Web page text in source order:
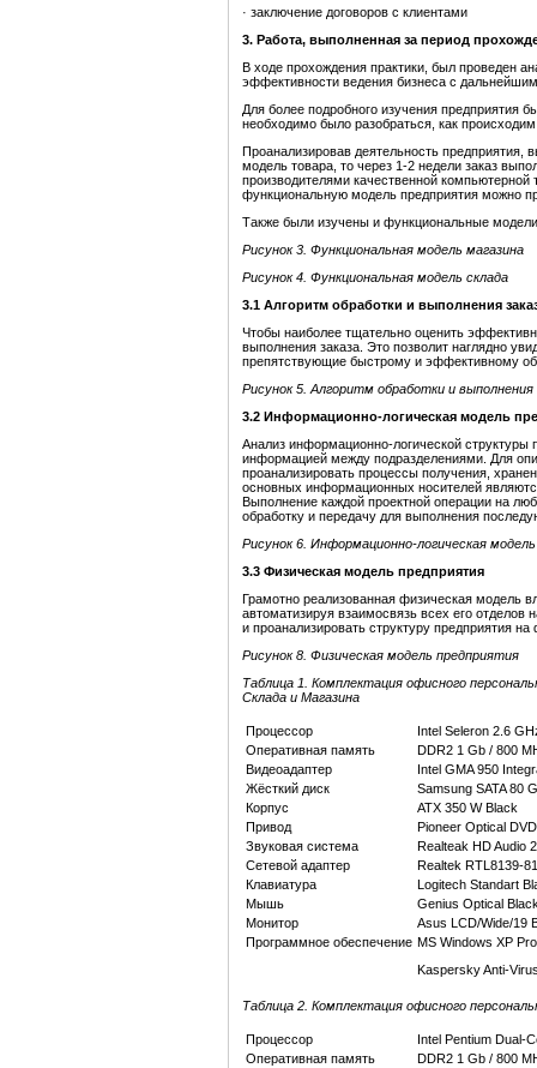
· заключение договоров с клиентами
3. Работа, выполненная за период
В ходе прохождения практики, был проведен
эффективности ведения бизнеса с
Для более подробного изучения предприятия
необходимо было разобраться, как
Проанализировав деятельность предприятия,
модель товара, то через 1-2 недели заказ
производителями качественной
функциональную модель предприятия можно
Также были изучены и функциональные
Рисунок3 . Функциональная модель магазина
Рисунок 4. Функциональная модель склада
3.1 Алгоритм обработки и выполнения
Чтобы наиболее тщательно оценить
выполнения заказа. Это позволит наглядно
препятствующие быстрому и эффективному
Рисунок 5. Алгоритм обработки и выполнения
3.2 Информационно-логическая модель
Анализ информационно-логической
информацией между подразделениями. Для
проанализировать процессы получения,
основных информационных носителей
Выполнение каждой проектной операции на
обработку и передачу для выполнения
Рисунок6 . Информационно-логическая
3.3 Физическая модель предприятия
Грамотно реализованная физическая модель
автоматизируя взаимосвязь всех его
и проанализировать структуру предприятия
Рисунок 8. Физическая модель предприятия
Таблица 1. Комплектация офисного
Склада и Магазина
Процессор
Intel Seleron 2.6
Оперативная память
DDR2 1 Gb / 800
Видеоадаптер
Intel GMA 950
Жёсткий диск
Samsung SATA 80
Корпус
ATX 350 W Black
Привод
Pioneer Optical
Звуковая система
Realteak HD Audio
Сетевой адаптер
Realtek RTL8139-
Клавиатура
Logitech Standart
Мышь
Genius Optical
Монитор
Asus LCD/Wide/19
Программное обеспечение MS Windows XP
Kaspersky Anti-
Таблица 2. Комплектация офисного
Процессор
Intel Pentium Dual-
Оперативная память
DDR2 1 Gb / 800